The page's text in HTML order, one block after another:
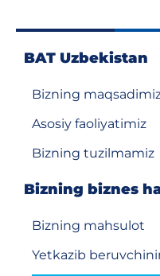
BAT Uzbekistan
Bizning
Asosiy faoliyatimiz
Bizning tuzilmamiz
Bizning biznes
Bizning mahsulot
Yetkazib